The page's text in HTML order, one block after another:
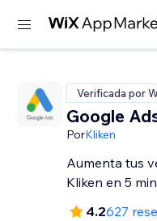
Verificada por
Google
PorKliken
Aumenta tus
Kliken en 5
4.2627